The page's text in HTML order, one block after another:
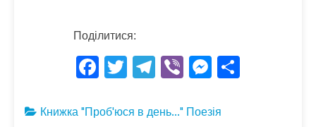
Поділитися:
F
e
T
itt
T
e
Vi
er
M
se
Книжка "Проб'юся в день..." Поезія